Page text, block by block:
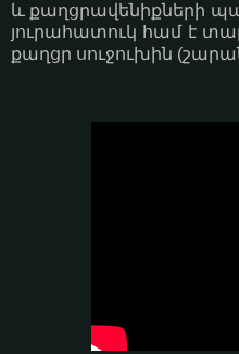
և քաղցրավենիքների
յուրահատուկ համ է
քաղցր սուջուխին